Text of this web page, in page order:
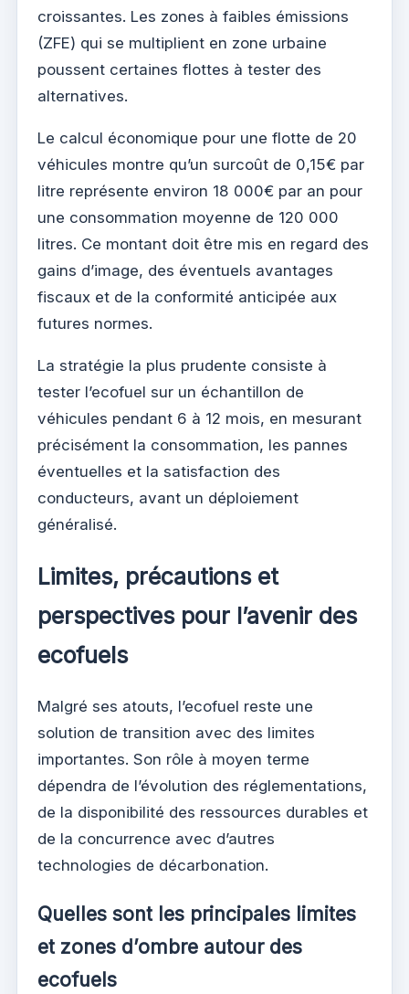
croissantes. Les zones à faibles émissions
(ZFE) qui se multiplient en zone urbaine
poussent certaines flottes à tester des
alternatives.
Le calcul économique pour une flotte de 20
véhicules montre qu’un surcoût de 0,15€ par
litre représente environ 18 000€ par an pour
une consommation moyenne de 120 000
litres. Ce montant doit être mis en regard des
gains d’image, des éventuels avantages
fiscaux et de la conformité anticipée aux
futures normes.
La stratégie la plus prudente consiste à
tester l’ecofuel sur un échantillon de
véhicules pendant 6 à 12 mois, en mesurant
précisément la consommation, les pannes
éventuelles et la satisfaction des
conducteurs, avant un déploiement
généralisé.
Limites, précautions et
perspectives pour l’avenir des
ecofuels
Malgré ses atouts, l’ecofuel reste une
solution de transition avec des limites
importantes. Son rôle à moyen terme
dépendra de l’évolution des réglementations,
de la disponibilité des ressources durables et
de la concurrence avec d’autres
technologies de décarbonation.
Quelles sont les principales limites
et zones d’ombre autour des
ecofuels